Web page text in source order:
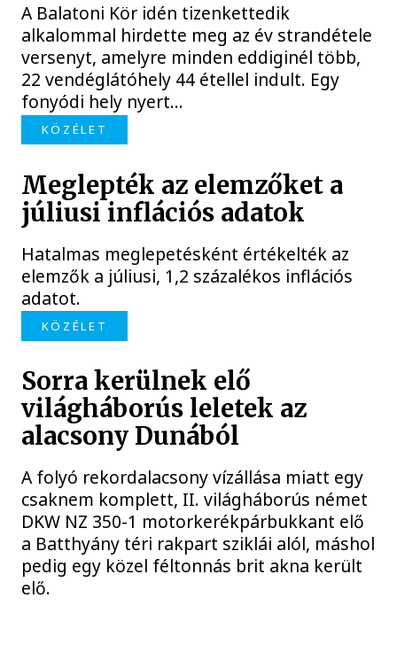
A Balatoni Kör idén tizenkettedik
alkalommal hirdette meg az év strandétele
versenyt, amelyre minden eddiginél több,
22 vendéglátóhely 44 étellel indult. Egy
fonyódi hely nyert...
KÖZÉLET
Meglepték az elemzőket a
júliusi inflációs adatok
Hatalmas meglepetésként értékelték az
elemzők a júliusi, 1,2 százalékos inflációs
adatot.
KÖZÉLET
Sorra kerülnek elő
világháborús leletek az
alacsony Dunából
A folyó rekordalacsony vízállása miatt egy
csaknem komplett, II. világháborús német
DKW NZ 350-1 motorkerékpárbukkant elő
a Batthyány téri rakpart sziklái alól, máshol
pedig egy közel féltonnás brit akna került
elő.